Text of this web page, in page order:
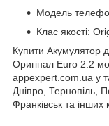
Модель
Клас якості:
Купити Акумулятор
Оригінал Euro 2.2
appexpert.com.ua у
Дніпро, Тернопіль,
Франківськ та інших